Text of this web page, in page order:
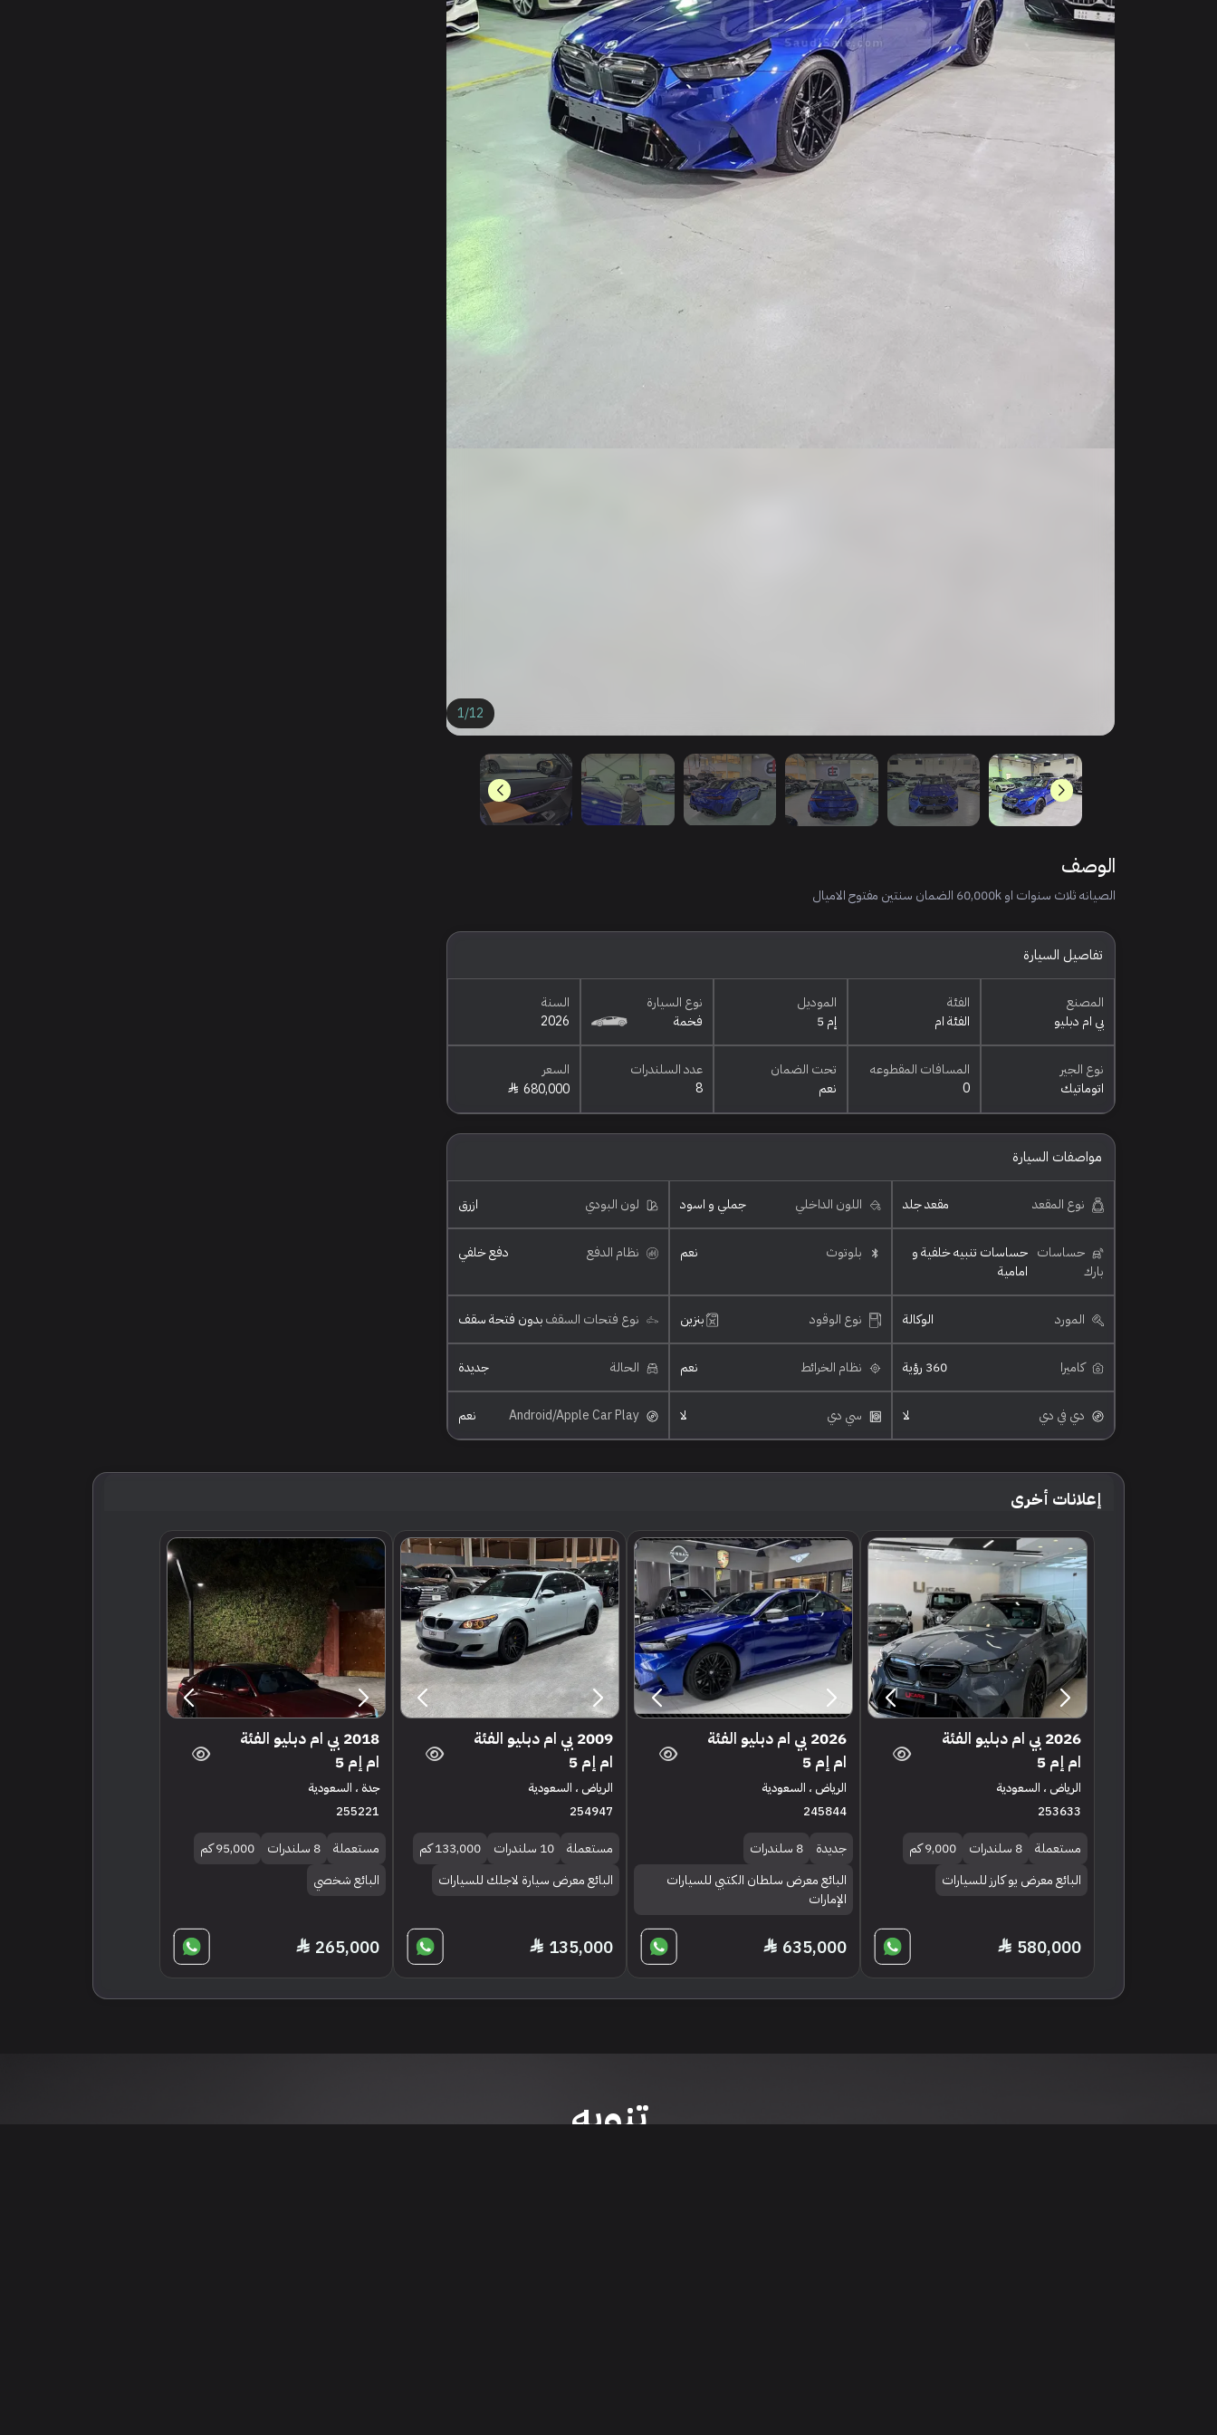
1/12
الوصف
الصيانه ثلاث سنوات او 60,000k الضمان سنتين مفتوح الاميال
تفاصيل السيارة
المصنع
بي ام دبليو
الفئة
الفئة ام
الموديل
إم 5
نوع السيارة
فخمة
السنة
2026
نوع الجير
اتوماتيك
المسافات المقطوعه
0
تحت الضمان
نعم
عدد السلندرات
8
السعر
680,000
مواصفات السيارة
نوع المقعد مقعد جلد اللون الداخلي جملي و اسود لون البودي ازرق
حساسات
بارك
حساسات تنبيه خلفية و
امامية
بلوتوث نعم نظام الدفع دفع خلفي
المورد الوكالة نوع الوقود بنزين نوع فتحات السقفبدون فتحة سقف
كاميرا 360 رؤية نظام الخرائط نعم الحالة جديدة
دي في دي لا سي دي لا نعم
إعلانات أخرى
2026 بي ام دبليو الفئة
ام إم 5
الرياض ، السعودية
253633
مستعملة 8 سلندرات
9,000 كم
البائع معرض يو كارز للسيارات
580,000
2026 بي ام دبليو الفئة
ام إم 5
الرياض ، السعودية
245844
جديدة
8 سلندرات
البائع معرض سلطان الكتبي للسيارات
الإمارات
635,000
2009 بي ام دبليو الفئة
ام إم 5
الرياض ، السعودية
254947
مستعملة 10 سلندرات
133,000 كم
البائع معرض سيارة لاجلك للسيارات
135,000
2018 بي ام دبليو الفئة
ام إم 5
جدة ، السعودية
255221
مستعملة 8 سلندرات
95,000 كم
البائع شخصي
265,000
تنويه